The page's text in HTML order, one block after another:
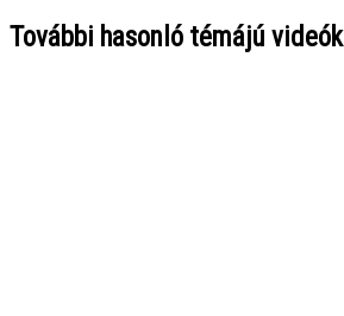
További hasonló témájú videók